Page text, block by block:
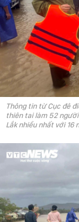
Thông tin từ Cục đê
thiên tai làm 52
Lắk nhiều nhất với